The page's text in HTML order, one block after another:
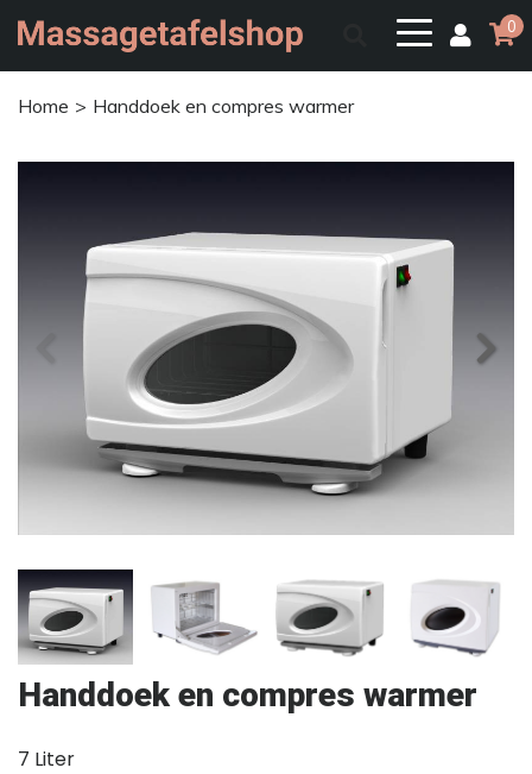
0
Home Handdoek en compres warmer
Handdoek en compres warmer
7 Liter